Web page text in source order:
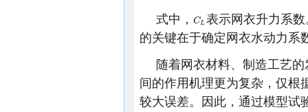
式中， CL
CL 表示网衣升力系
的关键在于确定网衣水动力系
随着网衣材料、制造工艺
间的作用机理更为复杂，仅根
较大误差。因此，通过模型试